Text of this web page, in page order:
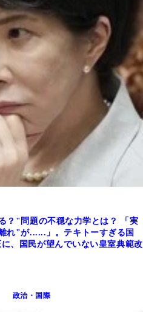
？"問題の不穏な力学とは？ 「実
れ"が......」。テキトーすぎる国
、国民が望んでいない皇室典範改
政治・国際